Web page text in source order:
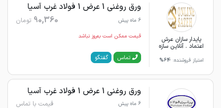
پایدار سازان عرش
اعتماد . آنلاین سازه
امتیاز فروشنده:64%
ورق روغنی 1 عرض 1 فولاد غرب آسیا
6 ماه پیش 90,360 تومان
قیمت ممکن است به‌روز نباشد
تماس گفتگو
ورق روغنی 1 عرض 1 فولاد غرب آسیا
6 ماه پیش قیمت با تماس